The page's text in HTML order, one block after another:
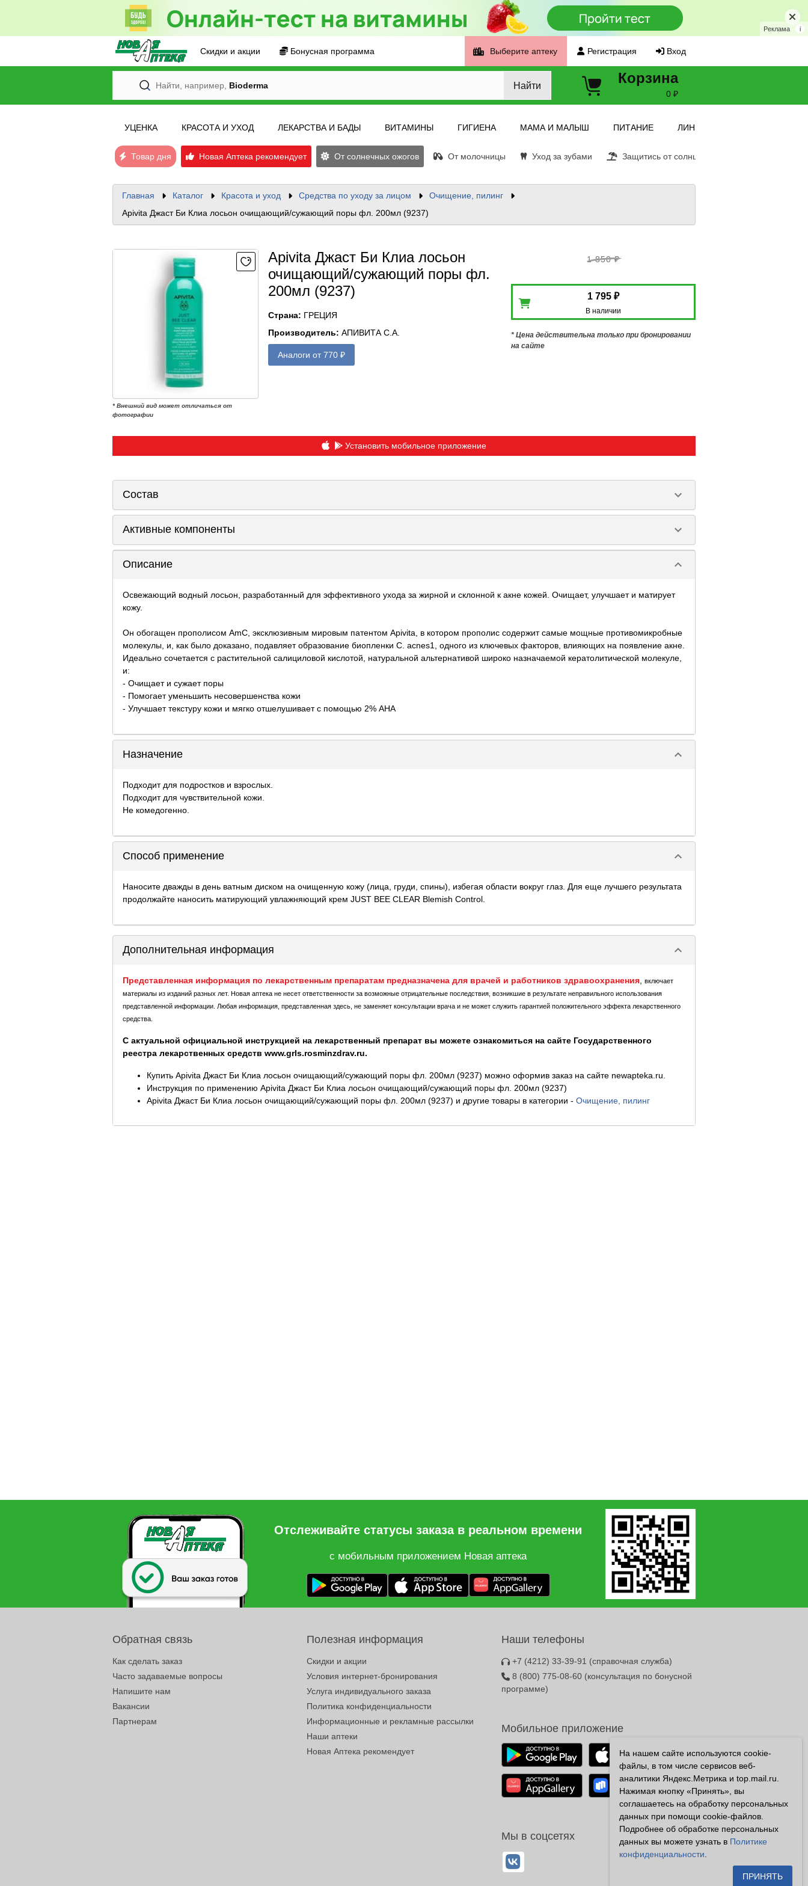
Реклама i
Скидки и акции Бонусная программа Выберите аптеку Регистрация Вход
Найти, например, Bioderma Найти Корзина
0 ₽
УЦЕНКА КРАСОТА И УХОД ЛЕКАРСТВА И БАДЫ ВИТАМИНЫ ГИГИЕНА МАМА И МАЛЫШ ПИТАНИЕ ЛИНЗЫ
Товар дня Новая Аптека рекомендует От солнечных ожогов От молочницы Уход за зубами Защитись от солнца
Главная Каталог Красота и уход Средства по уходу за лицом
Очищение, пилинг
Apivita Джаст Би Клиа лосьон очищающий/сужающий поры фл. 200мл (9237)
* Внешний вид может отличаться от
фотографии
Apivita Джаст Би Клиа лосьон
очищающий/сужающий поры фл.
200мл (9237)
Страна: ГРЕЦИЯ
Производитель: АПИВИТА С.А.
Аналоги от 770 ₽
1 850 ₽
1 795 ₽
В наличии
* Цена действительна только при бронировании
на сайте
Установить мобильное приложение
Состав keyboard_arrow_down
Активные компоненты keyboard_arrow_down
Описание keyboard_arrow_down
Освежающий водный лосьон, разработанный для эффективного ухода за жирной и склонной к акне кожей. Очищает, улучшает и матирует
кожу.
Он обогащен прополисом AmC, эксклюзивным мировым патентом Apivita, в котором прополис содержит самые мощные противомикробные
молекулы, и, как было доказано, подавляет образование биопленки C. acnes1, одного из ключевых факторов, влияющих на появление акне.
Идеально сочетается с растительной салициловой кислотой, натуральной альтернативой широко назначаемой кератолитической молекуле,
и:
- Очищает и сужает поры
- Помогает уменьшить несовершенства кожи
- Улучшает текстуру кожи и мягко отшелушивает с помощью 2% AHA
Назначение keyboard_arrow_down
Подходит для подростков и взрослых.
Подходит для чувствительной кожи.
Не комедогенно.
Способ применение keyboard_arrow_down
Наносите дважды в день ватным диском на очищенную кожу (лица, груди, спины), избегая области вокруг глаз. Для еще лучшего результата
продолжайте наносить матирующий увлажняющий крем JUST BEE CLEAR Blemish Control.
Дополнительная информация keyboard_arrow_down
Представленная информация по лекарственным препаратам предназначена для врачей и работников здравоохранения
включает
материалы из изданий разных лет. Новая аптека не несет ответственности за возможные отрицательные последствия, возникшие в результате неправильного использования
представленной информации. Любая информация, представленная здесь, не заменяет консультации врача и не может служить гарантией положительного эффекта лекарственного
средства.
С актуальной официальной инструкцией на лекарственный препарат вы можете ознакомиться на сайте Государственного
реестра лекарственных средств www.grls.rosminzdrav.ru.
Купить Apivita Джаст Би Клиа лосьон очищающий/сужающий поры фл. 200мл (9237) можно оформив заказ на сайте newapteka.ru.
Инструкция по применению Apivita Джаст Би Клиа лосьон очищающий/сужающий поры фл. 200мл (9237)
Apivita Джаст Би Клиа лосьон очищающий/сужающий поры фл. 200мл (9237) и другие товары в категории - Очищение, пилинг
Отслеживайте статусы заказа в реальном времени
с мобильным приложением Новая аптека
Обратная связь
Как сделать заказ
Часто задаваемые вопросы
Напишите нам
Вакансии
Партнерам
Полезная информация
Скидки и акции
Условия интернет-бронирования
Услуга индивидуального заказа
Политика конфиденциальности
Информационные и рекламные рассылки
Наши аптеки
Новая Аптека рекомендует
Наши телефоны
+7 (4212) 33-39-91 (справочная служба)
8 (800) 775-08-60 (консультация по бонусной
программе)
Мобильное приложение
Мы в соцсетях
На нашем сайте используются cookie-
файлы, в том числе сервисов веб-
аналитики Яндекс.Метрика и top.mail.ru.
Нажимая кнопку «Принять», вы
соглашаетесь на обработку персональных
данных при помощи cookie-файлов.
Подробнее об обработке персональных
данных вы можете узнать в Политике
конфиденциальности
ПРИНЯТЬ